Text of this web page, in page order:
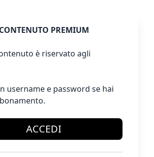
CONTENUTO PREMIUM
è riservato agli
username e password se hai
ACCEDI